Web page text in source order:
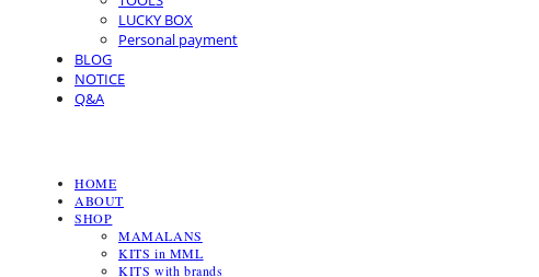
LUCKY BOX
Personal payment
BLOG
NOTICE
Q&A
HOME
ABOUT
SHOP
MAMALANS
KITS in MML
KITS with brands